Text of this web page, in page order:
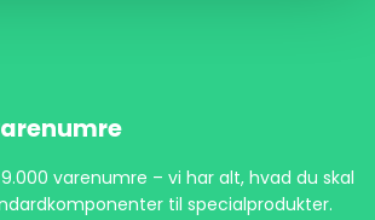
varenumre – vi har alt, hvad du skal
til specialprodukter.